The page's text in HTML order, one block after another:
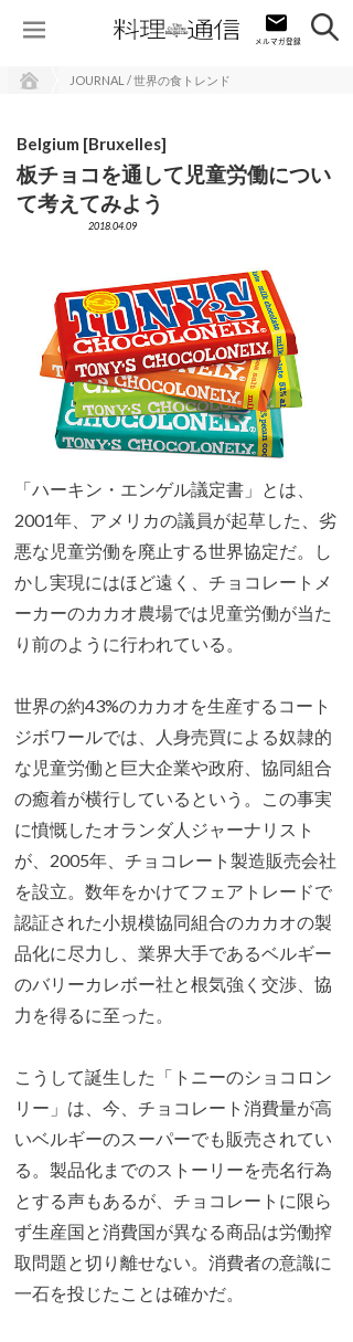
JOURNAL / 世界の食トレンド
Belgium [Bruxelles]
板チョコを通して児童労働につい
て考えてみよう
2018.04.09
「ハーキン・エンゲル議定書」とは、
2001年、アメリカの議員が起草した、劣
悪な児童労働を廃止する世界協定だ。し
かし実現にはほど遠く、チョコレートメ
ーカーのカカオ農場では児童労働が当た
り前のように行われている。
世界の約43%のカカオを生産するコート
ジボワールでは、人身売買による奴隷的
な児童労働と巨大企業や政府、協同組合
の癒着が横行しているという。この事実
に憤慨したオランダ人ジャーナリスト
が、2005年、チョコレート製造販売会社
を設立。数年をかけてフェアトレードで
認証された小規模協同組合のカカオの製
品化に尽力し、業界大手であるベルギー
のバリーカレボー社と根気強く交渉、協
力を得るに至った。
こうして誕生した「トニーのショコロン
リー」は、今、チョコレート消費量が高
いベルギーのスーパーでも販売されてい
る。製品化までのストーリーを売名行為
とする声もあるが、チョコレートに限ら
ず生産国と消費国が異なる商品は労働搾
取問題と切り離せない。消費者の意識に
一石を投じたことは確かだ。